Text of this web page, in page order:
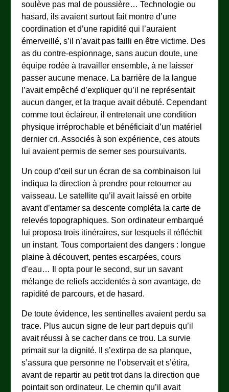
soulève pas mal de poussière… Technologie ou
hasard, ils avaient surtout fait montre d’une
coordination et d’une rapidité qui l’auraient
émerveillé, s’il n’avait pas failli en être victime. Des
as du contre-espionnage, sans aucun doute, une
équipe rodée à travailler ensemble, à ne laisser
passer aucune menace. La barrière de la langue
l’avait empêché d’expliquer qu’il ne représentait
aucun danger, et la traque avait débuté. Cependant
comme tout éclaireur, il entretenait une condition
physique irréprochable et bénéficiait d’un matériel
dernier cri. Associés à son expérience, ces atouts
lui avaient permis de semer ses poursuivants.
Un coup d’œil sur un écran de sa combinaison lui
indiqua la direction à prendre pour retourner au
vaisseau. Le satellite qu’il avait laissé en orbite
avant d’entamer sa descente compléta la carte de
relevés topographiques. Son ordinateur embarqué
lui proposa trois itinéraires, sur lesquels il réfléchit
un instant. Tous comportaient des dangers : longue
plaine à découvert, pentes escarpées, cours
d’eau… Il opta pour le second, sur un savant
mélange de reliefs accidentés à son avantage, de
rapidité de parcours, et de hasard.
De toute évidence, les sentinelles avaient perdu sa
trace. Plus aucun signe de leur part depuis qu’il
avait réussi à se cacher dans ce trou. La survie
primait sur la dignité. Il s’extirpa de sa planque,
s’assura que personne ne l’observait et s’étira,
avant de repartir au petit trot dans la direction que
pointait son ordinateur. Le chemin qu’il avait